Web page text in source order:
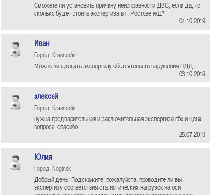
Сможете ли установить причину неисправности ДВС, если да, то
сколько будет стоить экспертиза в г. Ростове н/Д?
04.10.2019
Иван
Город: Krasnodar
Можно ли сделать экспертизу обстоятельств нарушения ПДД
03.10.2019
алексей
Город: Krasnodar
нужна предварительная и заключительная экспертиза гбо и цена
вопроса. спасибо.
25.07.2019
Юлия
Город: Noginsk
Добрый день! Подскажите, пожалуйста, проводите ли вы
экспертизу соответствия статистических нагрузок на оси